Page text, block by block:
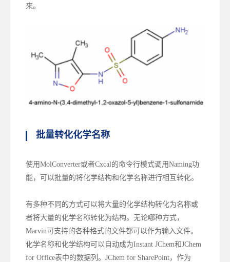
来。
批量转化化学名称
使用MolConverter或者Cxcal的命令行模式调用Naming功
能，可以批量的将化学结构和化学名称进行相互转化。
有多种不同的方式可以将大量的化学结构转化为名称或
者将大量的化学名称转化为结构。无论哪种方式，
Marvin可支持的各种格式的文件都可以作为输入文件。
化学名称和化学结构可以自动成为Instant JChem和JChem
for Office表中的数据列。JChem for SharePoint，作为